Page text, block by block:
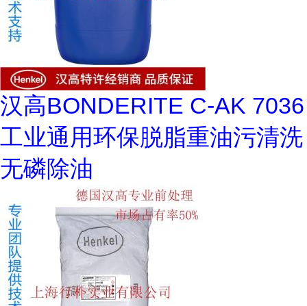
汉高BONDERITE C-AK 7036
工业通用环保脱脂重油污清洗
无磷除油